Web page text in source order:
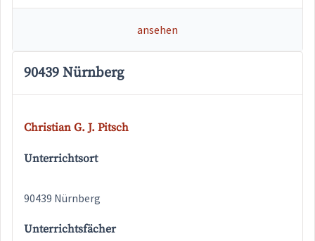
ansehen
90439 Nürnberg
Christian G. J. Pitsch
Unterrichtsort
90439 Nürnberg
Unterrichtsfächer